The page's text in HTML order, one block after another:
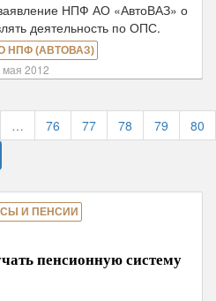
НПФ АО «АвтоВАЗ» о
деятельность по ОПС.
НПФ (АВТОВАЗ)
мая 2012
… 76 77 78 79
80
И ПЕНСИИ
пенсионную систему